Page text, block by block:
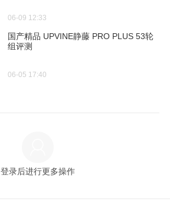
06-09 12:33
国产精品 UPVINE静藤 PRO PLUS 53轮
组评测
06-05 17:40
登录后进行更多操作